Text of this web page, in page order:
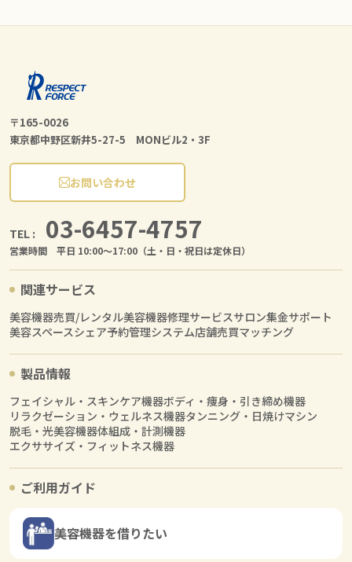
〒165-0026
東京都中野区新井5-27-5 MONビル2・3F
お問い合わせ
TEL : 03-6457-4757
営業時間 平日 10:00〜17:00（土・日・祝日は定休日）
関連サービス
美容機器売買/レンタル美容機器修理サービスサロン集金サポート
美容スペースシェア予約管理システム店舗売買マッチング
製品情報
フェイシャル・スキンケア機器ボディ・痩身・引き締め機器
リラクゼーション・ウェルネス機器タンニング・日焼けマシン
脱毛・光美容機器体組成・計測機器
エクササイズ・フィットネス機器
ご利用ガイド
美容機器を借りたい